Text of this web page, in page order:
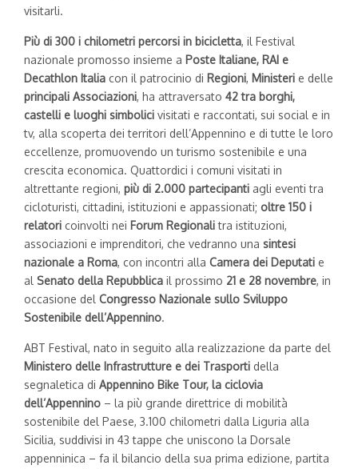
visitarli.
Più di 300 i chilometri percorsi in bicicletta, il Festival
nazionale promosso insieme a Poste Italiane, RAI e
Decathlon Italia con il patrocinio di Regioni, Ministeri e delle
principali Associazioni, ha attraversato 42 tra borghi,
castelli e luoghi simbolici visitati e raccontati, sui social e in
tv, alla scoperta dei territori dell’Appennino e di tutte le loro
eccellenze, promuovendo un turismo sostenibile e una
crescita economica. Quattordici i comuni visitati in
altrettante regioni, più di 2.000 partecipanti agli eventi tra
cicloturisti, cittadini, istituzioni e appassionati; oltre 150 i
relatori coinvolti nei Forum Regionalitra istituzioni,
associazioni e imprenditori, che vedranno una sintesi
nazionale a Roma, con incontri alla Camera dei Deputati e
al Senato della Repubblica il prossimo 21 e 28 novembre, in
occasione del Congresso Nazionale sullo Sviluppo
Sostenibile dell’Appennino.
ABT Festival, nato in seguito alla realizzazione da parte del
Ministero delle Infrastrutture e dei Trasporti della
segnaletica di Appennino Bike Tour, la ciclovia
dell’Appennino – la più grande direttrice di mobilità
sostenibile del Paese, 3.100 chilometri dalla Liguria alla
Sicilia, suddivisi in 43 tappe che uniscono la Dorsale
appenninica – fa il bilancio della sua prima edizione, partita